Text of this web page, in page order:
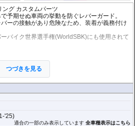
ング カスタムパーツ
予期せぬ車両の挙動を防ぐレバーガード。
ーの接触があり危険なため、装着が義務付け
バイク世界選手権(WorldSBK)にも使用されて
なる改良が加えられています。
2ピース構造を採用。
出しで、ブラックハードアルマイト処理を施
ーボンを使用。
でバランスさせることに成功しました。
側、外側へ5°(先端で約13mm)あり、アジャス
します。
つづきを見る
'25)
適合の一部のみ表示しています全車種表示はこちら